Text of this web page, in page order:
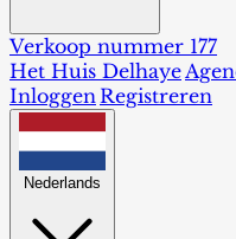
Verkoop nummer 177
Het Huis Delhaye
InloggenRegistreren
Nederlands